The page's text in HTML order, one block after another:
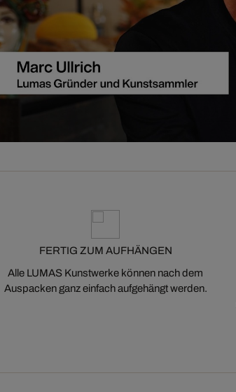
FERTIG ZUM AUFHÄNGEN
Alle LUMAS Kunstwerke können nach dem
Auspacken ganz einfach aufgehängt werden.